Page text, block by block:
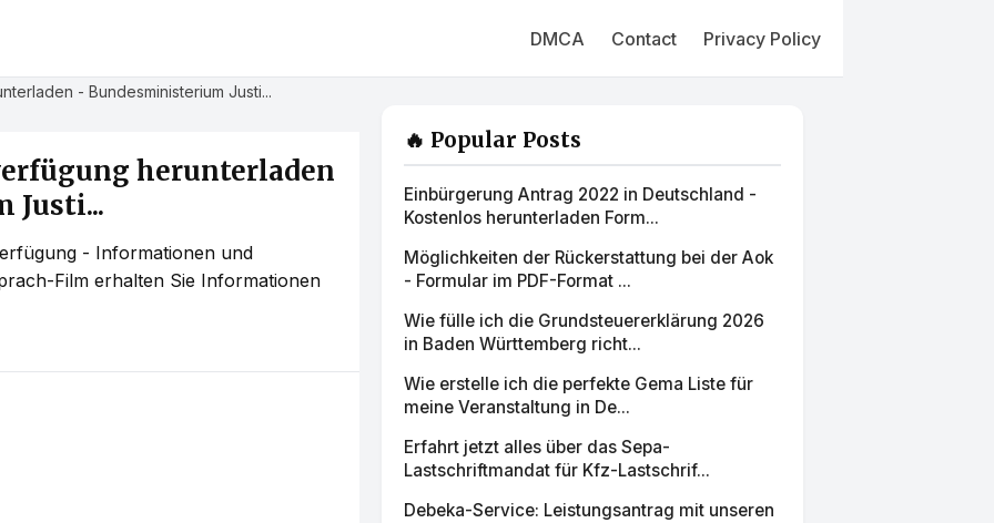
DMCA Contact Privacy Policy
- Bundesministerium Justi...
herunterladen
Justi...
- Informationen und
Film erhalten Sie Informationen
🔥 Popular Posts
Einbürgerung Antrag 2022 in Deutschland -
Kostenlos herunterladen Form...
Möglichkeiten der Rückerstattung bei der Aok
- Formular im PDF-Format ...
Wie fülle ich die Grundsteuererklärung 2026
in Baden Württemberg richt...
Wie erstelle ich die perfekte Gema Liste für
meine Veranstaltung in De...
Erfahrt jetzt alles über das Sepa-
Lastschriftmandat für Kfz-Lastschrif...
Debeka-Service: Leistungsantrag mit unseren